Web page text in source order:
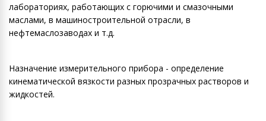
лабораториях, работающих с горючими и смазочными
маслами, в машиностроительной отрасли, в
нефтемаcлозаводах и т.д.
Назначение измерительного прибора - определение
кинематической вязкости разных прозрачных растворов и
жидкостей.